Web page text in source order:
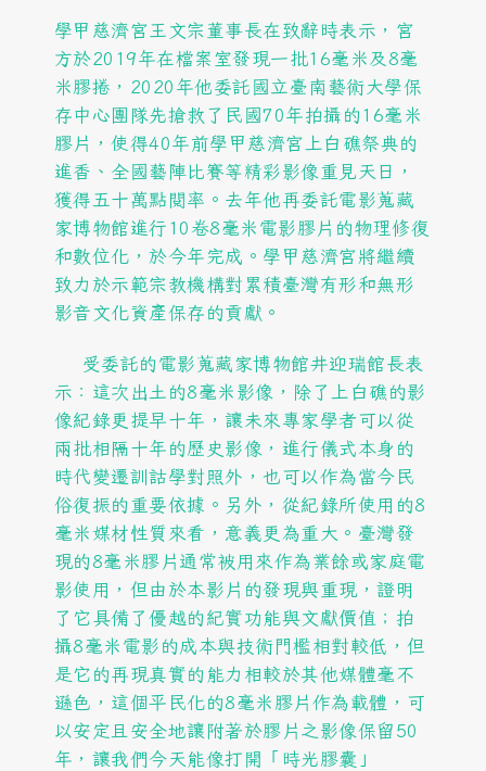
學甲慈濟宮王文宗董事長在致辭時表示，宮
方於2019年在檔案室發現一批16毫米及8毫
米膠捲，2020年他委託國立臺南藝術大學保
存中心團隊先搶救了民國70年拍攝的16毫米
膠片，使得40年前學甲慈濟宮上白礁祭典的
進香、全國藝陣比賽等精彩影像重見天日，
獲得五十萬點閱率。去年他再委託電影蒐藏
家博物館進行10卷8毫米電影膠片的物理修復
和數位化，於今年完成。學甲慈濟宮將繼續
致力於示範宗教機構對累積臺灣有形和無形
影音文化資產保存的貢獻。
受委託的電影蒐藏家博物館井迎瑞館長表
示：這次出土的8毫米影像，除了上白礁的影
像紀錄更提早十年，讓未來專家學者可以從
兩批相隔十年的歷史影像，進行儀式本身的
時代變遷訓詁學對照外，也可以作為當今民
俗復振的重要依據。另外，從紀錄所使用的8
毫米媒材性質來看，意義更為重大。臺灣發
現的8毫米膠片通常被用來作為業餘或家庭電
影使用，但由於本影片的發現與重現，證明
了它具備了優越的紀實功能與文獻價值；拍
攝8毫米電影的成本與技術門檻相對較低，但
是它的再現真實的能力相較於其他媒體毫不
遜色，這個平民化的8毫米膠片作為載體，可
以安定且安全地讓附著於膠片之影像保留50
年，讓我們今天能像打開「時光膠囊」